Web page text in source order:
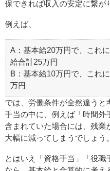
保できれば収入の安定に繋が
例えば、
A：基本給20万円で、これ
給合計25万円
B：基本給10万円で、これ
万円
では、労働条件が全然違う
手当の中に、例えば「時間外
含まれていた場合には、残業
大幅に減ってしまうでしょう。
とはいえ「資格手当」「役職